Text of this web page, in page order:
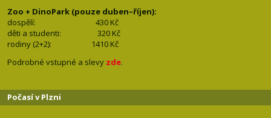
Zoo + DinoPark (pouze duben–říjen):
dospělí: 430 Kč
děti a studenti: 320 Kč
rodiny (2+2): 1410 Kč
Podrobné vstupné a slevy zde.
Počasí v Plzni